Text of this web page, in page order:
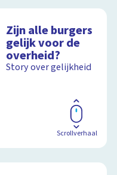
Zijn alle burgers
gelijk voor de
overheid?
Story over gelijkheid
Scrollverhaal